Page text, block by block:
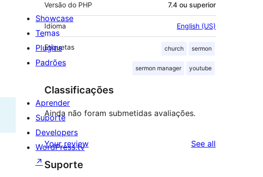
Versão do PHP 7.4 ou superior
Idioma English (US)
Etiquetas church sermon
sermon manager youtube
Classificações
Ainda não foram submetidas avaliações.
Your review See all
Suporte
Showcase
Temas
Plugins
Padrões
Aprender
Suporte
Developers
WordPress.tv
↗